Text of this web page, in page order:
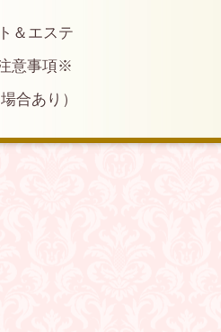
＆エステ
意事項※
合あり）